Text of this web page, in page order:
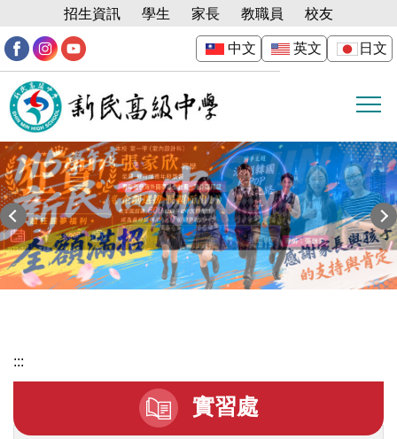
到
主
內
容
區
招生資訊 學生 家長 教職員 校友
中文 英文 日文
:::
實習處